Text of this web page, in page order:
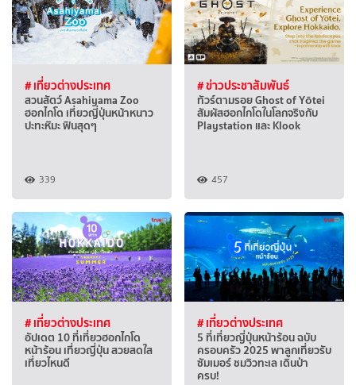
# เที่ยวต่างประเทศ
สวนสัตว์ Asahiyama Zoo
ฮอกไกโด เที่ยวญี่ปุ่นหน้าหนาว
ปะทะหิมะ ฟินสุดๆ
339
# ข่าวประชาสัมพันธ์
ทัวร์ตามรอย Ghost of Yōtei
สัมผัสฮอกไกโดในโลกจริงกับ
Playstation และ Klook
457
# เที่ยวต่างประเทศ
อัปเดต 10 ที่เที่ยวฮอกไกโด
หน้าร้อน เที่ยวญี่ปุ่น สวยสดใส
เที่ยวไหนดี
# เที่ยวต่างประเทศ
5 ที่เที่ยวญี่ปุ่นหน้าร้อน ฉบับ
ครอบครัว 2025 พาลูกเที่ยวรับ
ซัมเมอร์ ชมวิวทะเล เดินป่า
ครบ!